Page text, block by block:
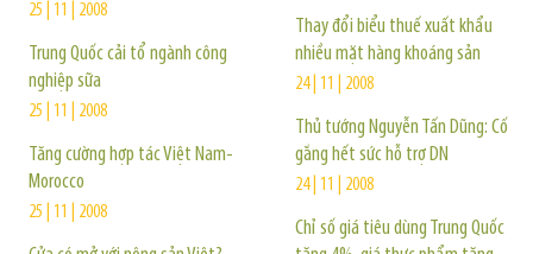
25 | 11 | 2008
Trung Quốc cải tổ ngành công
nghiệp sữa
25 | 11 | 2008
Tăng cường hợp tác Việt Nam-
Morocco
25 | 11 | 2008
Thay đổi biểu thuế xuất khẩu
nhiều mặt hàng khoáng sản
24 | 11 | 2008
Thủ tướng Nguyễn Tấn Dũng: Cố
gắng hết sức hỗ trợ DN
24 | 11 | 2008
Chỉ số giá tiêu dùng Trung Quốc